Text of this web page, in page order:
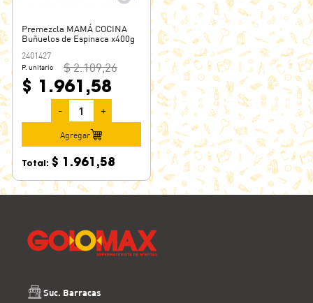
Premezcla MAMÁ COCINA
Buñuelos de Espinaca x400g
2401427
P. unitario $ 2.109,26
$ 1.961,58
- +
Agregar
Total: $ 1.961,58
Suc. Barracas